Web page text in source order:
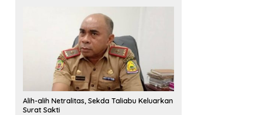
Alih-alih Netralitas, Sekda Taliabu Keluarkan
Surat Sakti